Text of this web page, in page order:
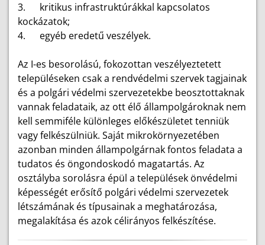
3.
kritikus infrastruktúrákkal kapcsolatos
kockázatok;
4.
egyéb eredetű veszélyek.
Az I-es besorolású, fokozottan veszélyeztetett
településeken csak a rendvédelmi szervek tagjainak
és a polgári védelmi szervezetekbe beosztottaknak
vannak feladataik, az ott élő állampolgároknak nem
kell semmiféle különleges előkészületet tenniük
vagy felkészülniük. Saját mikrokörnyezetében
azonban minden állampolgárnak fontos feladata a
tudatos és öngondoskodó magatartás. Az
osztályba sorolásra épül a települések önvédelmi
képességét erősítő polgári védelmi szervezetek
létszámának és típusainak a meghatározása,
megalakítása és azok célirányos felkészítése.